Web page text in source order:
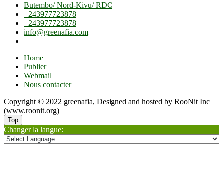
Butembo/ Nord-Kivu/ RDC
+243977723878
+243977723878
info@greenafia.com
Home
Publier
Webmail
Nous contacter
Copyright © 2022 greenafia, Designed and hosted by RooNit Inc
(www.roonit.org)
Top
Changer la langue: